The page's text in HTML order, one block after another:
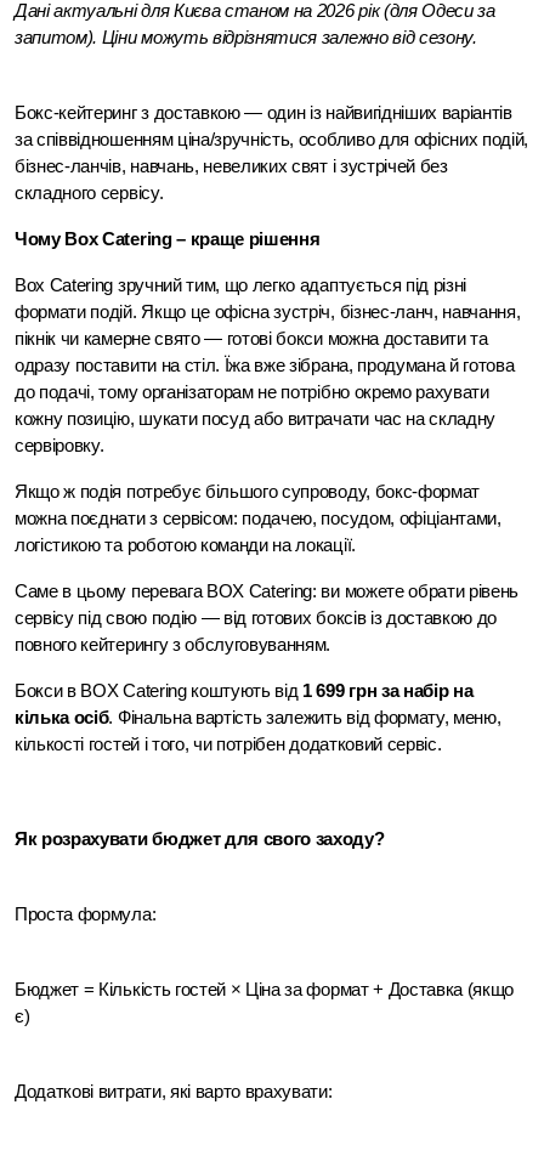
Дані актуальні для Києва станом на 2026 рік (для Одеси за
запитом). Ціни можуть відрізнятися залежно від сезону.
Бокс-кейтеринг з доставкою — один із найвигідніших варіантів
за співвідношенням ціна/зручність, особливо для офісних подій,
бізнес-ланчів, навчань, невеликих свят і зустрічей без
складного сервісу.
Чому Box Catering – краще рішення
Box Catering зручний тим, що легко адаптується під різні
формати подій. Якщо це офісна зустріч, бізнес-ланч, навчання,
пікнік чи камерне свято — готові бокси можна доставити та
одразу поставити на стіл. Їжа вже зібрана, продумана й готова
до подачі, тому організаторам не потрібно окремо рахувати
кожну позицію, шукати посуд або витрачати час на складну
сервіровку.
Якщо ж подія потребує більшого супроводу, бокс-формат
можна поєднати з сервісом: подачею, посудом, офіціантами,
логістикою та роботою команди на локації.
Саме в цьому перевага BOX Catering: ви можете обрати рівень
сервісу під свою подію — від готових боксів із доставкою до
повного кейтерингу з обслуговуванням.
Бокси в BOX Catering коштують від 1 699 грн за набір на
кілька осіб. Фінальна вартість залежить від формату, меню,
кількості гостей і того, чи потрібен додатковий сервіс.
Як розрахувати бюджет для свого заходу?
Проста формула:
Бюджет = Кількість гостей × Ціна за формат + Доставка (якщо
є)
Додаткові витрати, які варто врахувати: